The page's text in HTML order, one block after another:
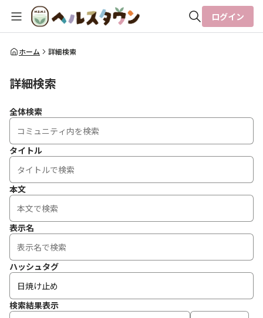
全体検索
ログイン
ホーム 詳細検索
詳細検索
全体検索
タイトル
本文
表示名
ハッシュタグ
検索結果表示